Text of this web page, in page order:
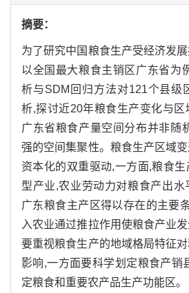
摘要：
为了研究中国粮食生产受经济发
以全国最大粮食主销区广东省为
析与SDM回归方法对121个县级
析,探讨近20年粮食生产变化与区
广东省粮食产量空间分布并非随
强的空间集聚性。粮食生产区域
资本化的双重驱动,一方面,粮食
型产业,农业劳动力对粮食产出
广东粮食主产区得以存在的主要
入农业通过推拉作用使粮食产业
要重视粮食生产的地域格局特征
影响,一方面要科学划定粮食产销
定粮食和重要农产品生产功能区。